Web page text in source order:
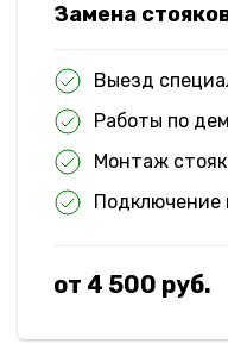
Замена
Выезд
Работы по
Монтаж
Подключение
от 4 500 руб.